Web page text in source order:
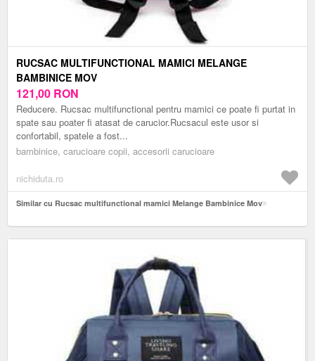
RUCSAC MULTIFUNCTIONAL MAMICI MELANGE
BAMBINICE MOV
121,00 RON
Reducere. Rucsac multifunctional pentru mamici ce poate fi purtat in
spate sau poater fi atasat de carucior.Rucsacul este usor si
confortabil, spatele a fost...
bambinice, carucioare copii, accesorii carucioare
nichiduta.ro
Similar cu Rucsac multifunctional mamici Melange Bambinice Mov